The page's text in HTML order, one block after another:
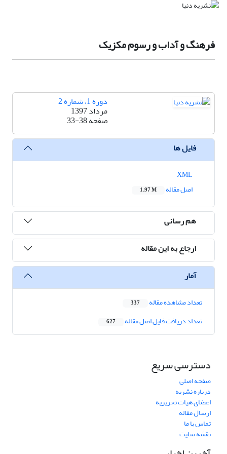
فرهنگ و آداب و رسوم مکزیک
دوره 1، شماره 2
مرداد 1397
صفحه33-38
فایل ها
اصل مقاله
1.97 M
هم رسانی
ارجاع به این مقاله
آمار
تعداد مشاهده مقاله 337
تعداد دریافت فایل اصل مقاله 627
دسترسی سریع
صفحه اصلی
درباره نشریه
اعضای هیات تحریریه
ارسال مقاله
تماس با ما
نقشه سایت